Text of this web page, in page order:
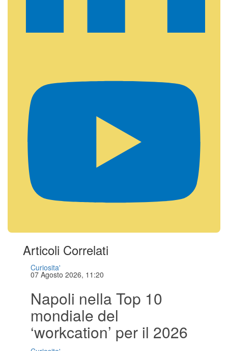
Articoli Correlati
Curiosita'
07 Agosto 2026, 11:20
Napoli nella Top 10
mondiale del
‘workcation’ per il 2026